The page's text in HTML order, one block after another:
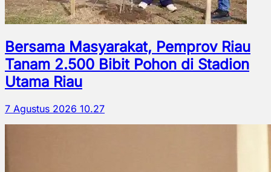
Bersama Masyarakat, Pemprov Riau
Tanam 2.500 Bibit Pohon di Stadion
Utama Riau
7 Agustus 2026 10.27